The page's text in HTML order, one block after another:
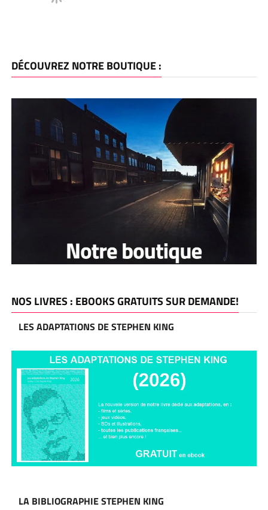
DÉCOUVREZ NOTRE BOUTIQUE :
NOS LIVRES : EBOOKS GRATUITS SUR DEMANDE!
LES ADAPTATIONS DE STEPHEN KING
LA BIBLIOGRAPHIE STEPHEN KING